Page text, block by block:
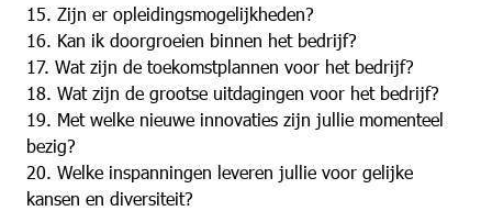
15. Zijn er opleidingsmogelijkheden?
16. Kan ik doorgroeien binnen het bedrijf?
17. Wat zijn de toekomstplannen voor het bedrijf?
18. Wat zijn de grootse uitdagingen voor het bedrijf?
19. Met welke nieuwe innovaties zijn jullie momenteel
bezig?
20. Welke inspanningen leveren jullie voor gelijke
kansen en diversiteit?